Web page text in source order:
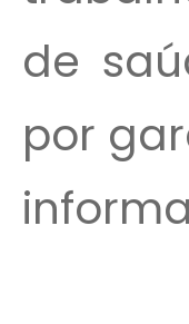
de
por